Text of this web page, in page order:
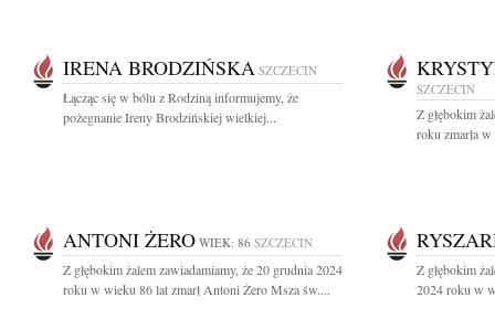
IRENA BRODZIŃSKA SZCZECIN
Łącząc się w bólu z Rodziną informujemy, że
pożegnanie Ireny Brodzińskiej wielkiej...
SZCZECIN
Z głębokim
roku zmarła
ANTONI ŻERO WIEK: 86 SZCZECIN
Z głębokim żalem zawiadamiamy, że 20 grudnia 2024
roku w wieku 86 lat zmarł Antoni Żero Msza św....
Z głębokim
2024 roku w